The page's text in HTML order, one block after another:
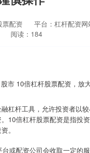
票配资 平台：杠杆配资网
阅读：184
杠杆工具，允许投资者以
10倍杠杆股票配资是指投
。
或配资公司会收取一定的